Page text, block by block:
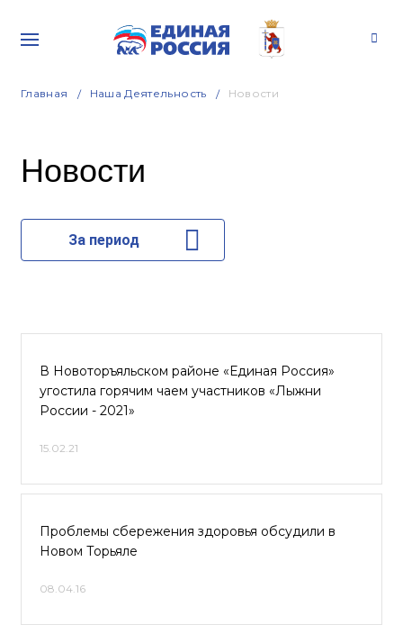
Главная Наша Деятельность Новости
Новости
За период
В Новоторъяльском районе «Единая Россия»
угостила горячим чаем участников «Лыжни
России - 2021»
15.02.21
Проблемы сбережения здоровья обсудили в
Новом Торьяле
08.04.16